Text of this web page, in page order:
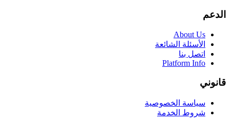
الدعم
About Us
الأسئلة الشائعة
اتصل بنا
Platform Info
قانوني
سياسة الخصوصية
شروط الخدمة